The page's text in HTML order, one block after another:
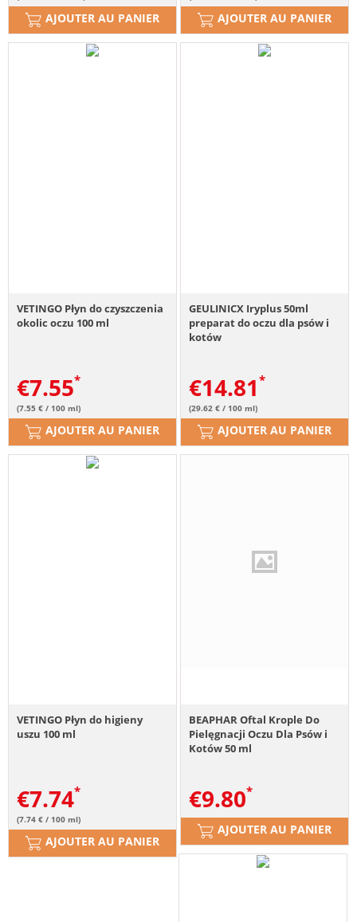
AJOUTER AU PANIER AJOUTER AU PANIER
VETINGO Płyn do czyszczenia
okolic oczu 100 ml
€7.55
(7.55 € / 100 ml)
AJOUTER AU PANIER
GEULINICX Iryplus 50ml
preparat do oczu dla psów i
kotów
€14.81
(29.62 € / 100 ml)
AJOUTER AU PANIER
VETINGO Płyn do higieny
uszu 100 ml
€7.74
(7.74 € / 100 ml)
AJOUTER AU PANIER
BEAPHAR Oftal Krople Do
Pielęgnacji Oczu Dla Psów i
Kotów 50 ml
€9.80
AJOUTER AU PANIER